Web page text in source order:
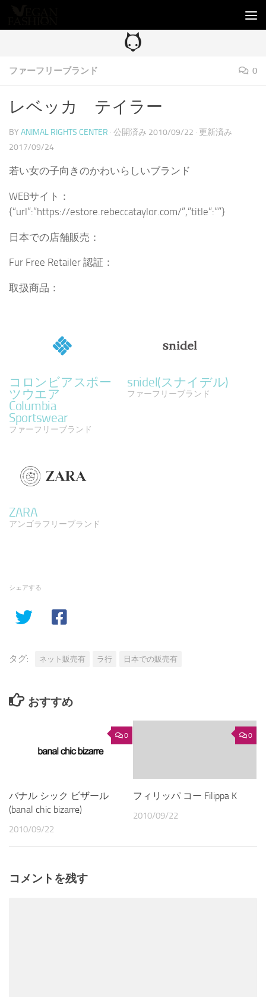
ファーフリーブランド 0
レベッカ テイラー
BY ANIMAL RIGHTS CENTER · 公開済み 2010/09/22 · 更新済み
2017/09/24
若い女の子向きのかわいらしいブランド
WEBサイト：
{“url”:”https://estore.rebeccataylor.com/”,”title”:””}
日本での店舗販売：
Fur Free Retailer 認証：
取扱商品：
コロンビアスポー
ツウエア
Columbia
Sportswear
ファーフリーブランド
snidel(スナイデル)
ファーフリーブランド
ZARA
アンゴラフリーブランド
シェアする
タグ: ネット販売有 ラ行 日本での販売有
おすすめ
0
バナル シック ビザール
(banal chic bizarre)
2010/09/22
0
フィリッパ コー Filippa K
2010/09/22
コメントを残す